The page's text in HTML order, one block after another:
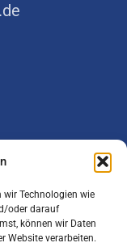
wir Technologien wie
oder darauf
können wir Daten
Website verarbeiten.